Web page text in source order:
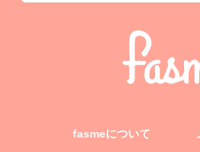
fasmeについて